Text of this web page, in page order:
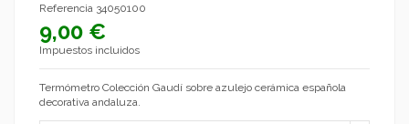
Referencia 34050100
9,00 €
Impuestos incluidos
Termómetro Colección Gaudí sobre azulejo cerámica española
decorativa andaluza.